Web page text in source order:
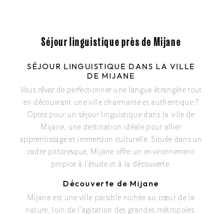
Séjour linguistique près de Mijane
SÉJOUR LINGUISTIQUE DANS LA VILLE
DE MIJANE
Vous rêvez de perfectionner une langue étrangère tout
en découvrant une ville charmante et authentique ?
Optez pour un séjour linguistique dans la ville de
Mijane, une destination idéale pour allier
apprentissage et immersion culturelle. Située dans un
cadre pittoresque, Mijane offre un environnement
propice à l'étude et à la découverte.
Découverte de Mijane
Mijane est une ville paisible nichée au cœur de la
nature, loin de l'agitation des grandes métropoles.